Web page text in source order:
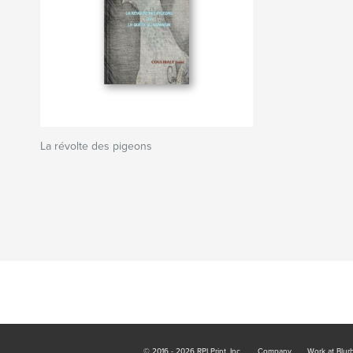
La révolte des pigeons